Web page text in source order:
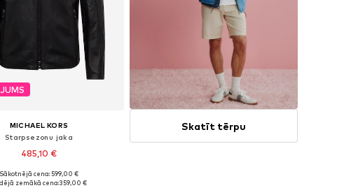
MICHAEL KORS
Starpsezonu jaka
485,10 €
izmēri: S, M, L, XL
Sākotnējā cena: 599,00 €
zemākā cena:359,00 €
Skatīt tērpu